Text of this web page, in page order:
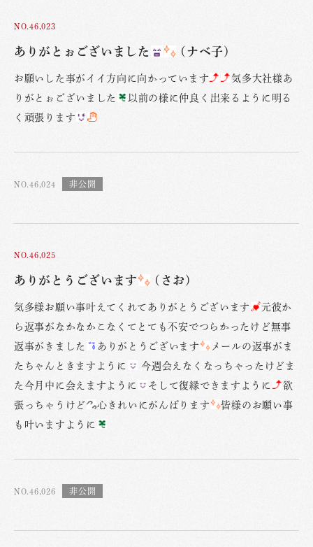
NO.46,023
ありがとぉございました (ナベ子)
お願いした事がイイ方向に向かっています
気多大社様あ
りがとぉございました
以前の様に仲良く出来るように明る
く頑張ります
NO.46,024
NO.46,025
ありがとうございます (さお)
気多様お願い事叶えてくれてありがとうございます
元彼か
ら返事がなかなかこなくてとても不安でつらかったけど無事
返事がきました
ありがとうございます
メールの返事がま
たちゃんときますように
今週会えなくなっちゃったけどま
た今月中に会えますように
そして復縁できますように
欲
張っちゃうけど
心きれいにがんばります
皆様のお願い事
も叶いますように
NO.46,026